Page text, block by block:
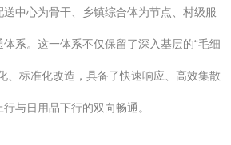
中心为骨干、乡镇综合体为节点、村级服
系。这一体系不仅保留了深入基层的“毛细
、标准化改造，具备了快速响应、高效集散
与日用品下行的双向畅通。